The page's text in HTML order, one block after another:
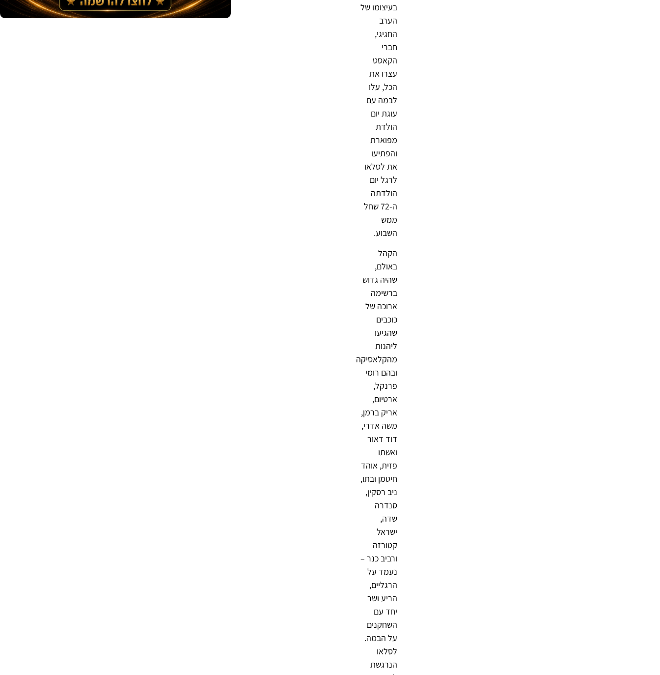
בעיצומו של
הערב
החגיגי,
חברי
הקאסט
עצרו את
הכל, עלו
לבמה עם
עוגת יום
הולדת
מפוארת
והפתיעו
את לסלאו
לרגל יום
הולדתה
ה-72 שחל
ממש
השבוע.
הקהל
באולם,
שהיה גדוש
ברשימה
ארוכה של
כוכבים
שהגיעו
ליהנות
מהקלאסיקה
ובהם רומי
פרנקל,
ארטיום,
אריק ברמן,
משה אדרי,
דוד דאור
ואשתו
פזית, אוהד
חיטמן ובתו,
ניב רסקין,
סנדרה
שדה,
ישראל
קטורזה
ורביב כנר –
נעמד על
הרגליים,
הריע ושר
יחד עם
השחקנים
על הבמה.
לסלאו
הנרגשת